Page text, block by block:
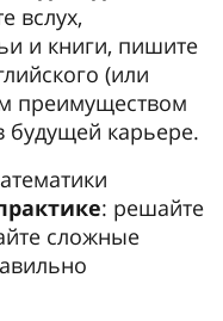
вслух,
и книги, пишите
(или
преимуществом
будущей карьере.
: решайте
сложные